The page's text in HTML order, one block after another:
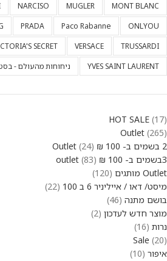
MONT BLANC
MUGLER
NARCISO
ONLYOU
Paco Rabanne
PRADA
TRUSSARDI
VERSACE
SECRET
YVES SAINT LAURENT
ניחוחות מהעולם -
HOT SALE 17
Outlet 265
2 בשמים ב- 100 ₪ Outlet
24
3בשמים ב- 100 ₪ outlet
83
Outlet מותגים
120
מיסט/ דאו / אייליניר 6 ב 100
22
בושם מתנה 46
מוצר חדש לעדכון 2
נרות 16
Sale 20
איפור 10